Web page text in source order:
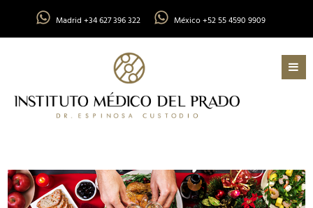
Madrid +34 627 396 322 México +52 55 4590 9909